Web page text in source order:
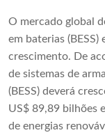
O mercado global
em baterias
crescimento. De
de sistemas de
(BESS) deverá
US$ 89,89 bilhões
de energias